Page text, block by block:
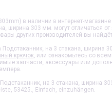
в наличии в интернет-
ширина 303 мм. могут отличаться
других производителей вы
Подстаканник, на 3 стакана, ширина
крючок, или ознакомьтесь со
запчасти, аксессуары или
Подстаканник, на 3 стакана, ширина
53425., Einfach, einzuhängen.